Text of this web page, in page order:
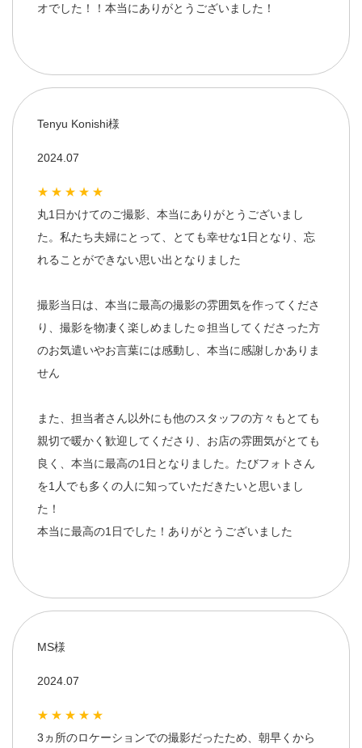
オでした！！本当にありがとうございました！
Tenyu Konishi様
2024.07
★★★★★
丸1日かけてのご撮影、本当にありがとうございまし
た。私たち夫婦にとって、とても幸せな1日となり、忘
れることができない思い出となりました
撮影当日は、本当に最高の撮影の雰囲気を作ってくださ
り、撮影を物凄く楽しめました☺️担当してくださった方
のお気遣いやお言葉には感動し、本当に感謝しかありま
せん
また、担当者さん以外にも他のスタッフの方々もとても
親切で暖かく歓迎してくださり、お店の雰囲気がとても
良く、本当に最高の1日となりました。たびフォトさん
を1人でも多くの人に知っていただきたいと思いまし
た！
本当に最高の1日でした！ありがとうございました
MS様
2024.07
★★★★★
3ヵ所のロケーションでの撮影だったため、朝早くから